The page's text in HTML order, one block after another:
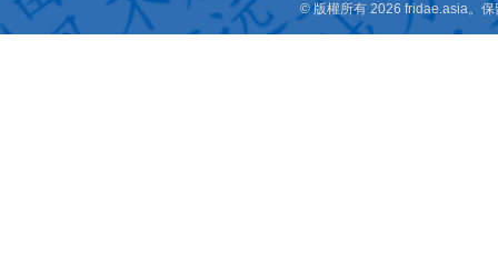
© 版權所有 2026 fridae.asia。